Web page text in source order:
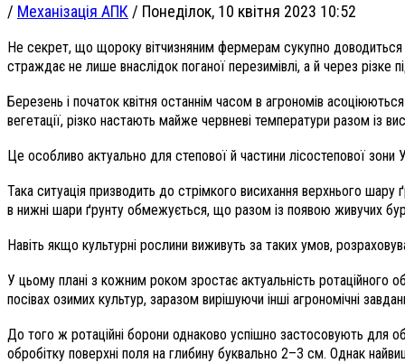
/ Механізація АПК / Понеділок, 10 квітня 2023 10:52
Не секрет, що щороку вітчизняним фермерам сукупно доводиться
страждає не лише внаслідок поганої перезимівлі, а й через різке
Березень і початок квітня останнім часом в агрономів
вегетації, різко настають майже червневі температури разом із
Це особливо актуально для степової й частини лісостепової зони
Така ситуація призводить до стрімкого висихання верхнього
в нижні шари ґрунту обмежується, що разом із появою живучих
Навіть якщо культурні рослини виживуть за таких умов,
У цьому плані з кожним роком зростає актуальність ротаційного
посівах озимих культур, заразом вирішуючи інші агрономічні
До того ж ротаційні борони однаково успішно застосовують для
обробітку поверхні поля на глибину буквально 2–3 см. Однак